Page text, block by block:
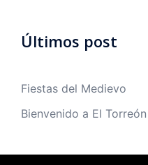
Últimos post
Fiestas del Medievo
Bienvenido a El Torreón